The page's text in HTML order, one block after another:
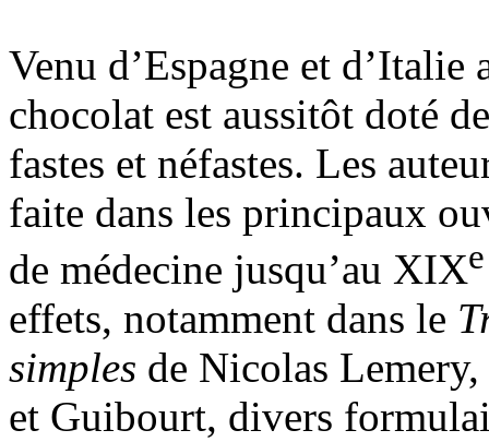
Venu d’Espagne et
chocolat est aussitôt doté
fastes et néfastes. Les
faite dans les principaux
de médecine jusqu’au XIXe
effets, notamment dans le
simples de Nicolas
et Guibourt, divers